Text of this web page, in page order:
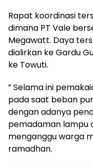
Rapat koordinasi
dimana PT Vale
Megawatt. Daya
dialirkan ke Gardu
ke Towuti.
” Selama ini
pada saat beban
dengan adanya
pemadaman lampu
menganggu warga
ramadhan.